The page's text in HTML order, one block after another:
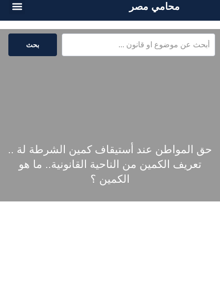
محامي مصر
بحث
حق المواطن عند أستيقاف كمين الشرطة لة ..
تعريف الكمين من الناحية القانونية.. ما هو
الكمين ؟